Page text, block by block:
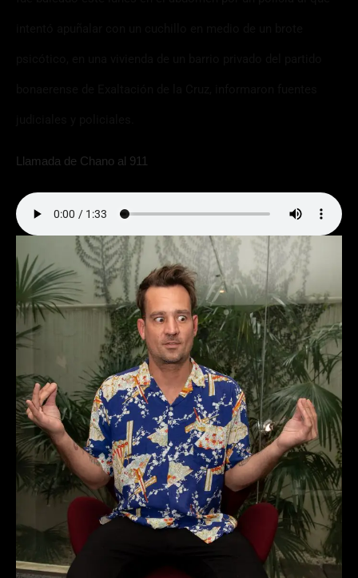
Llamada de Chano al 911